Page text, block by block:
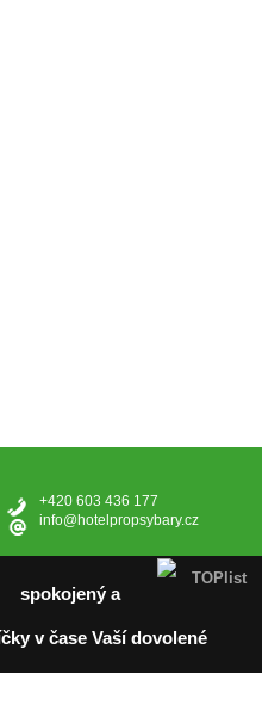
+420 603 436 177
info@hotelpropsybary.cz
spokojený a
v čase Vaší dovolené